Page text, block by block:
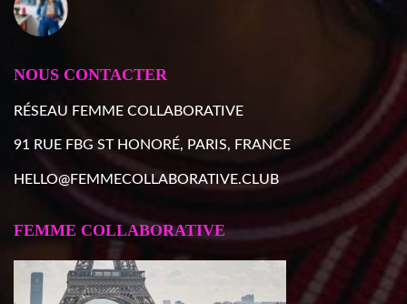
NOUS CONTACTER
RÉSEAU FEMME COLLABORATIVE
91 RUE FBG ST HONORÉ, PARIS, FRANCE
HELLO@FEMMECOLLABORATIVE.CLUB
FEMME COLLABORATIVE